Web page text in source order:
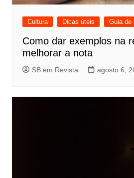
Cultura Dicas úteis Guia de
Como dar exemplos na
melhorar a nota
SB em Revista agosto 6,